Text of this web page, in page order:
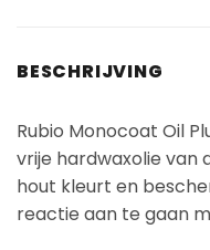
BESCHRIJVING
Rubio Monocoat Oil
vrije hardwaxolie van
hout kleurt en
reactie aan te gaan